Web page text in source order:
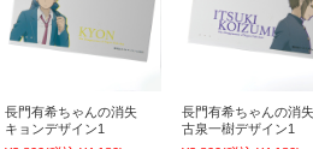
長門有希ちゃんの消失
キョンデザイン1
長門有希ちゃんの消
古泉一樹デザイン1